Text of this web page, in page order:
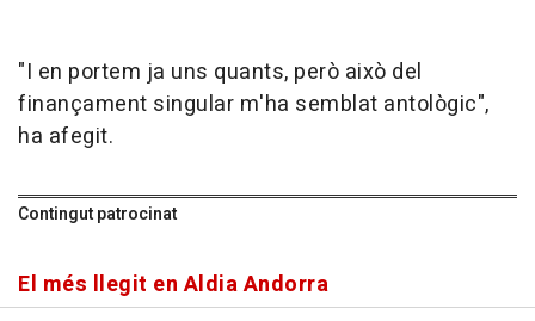
"I en portem ja uns quants, però això del
finançament singular m'ha semblat antològic",
ha afegit.
Contingut patrocinat
El més llegit en Aldia Andorra